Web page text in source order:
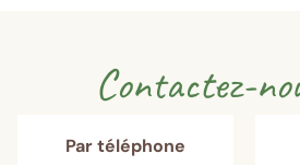
Contactez-
Par téléphone